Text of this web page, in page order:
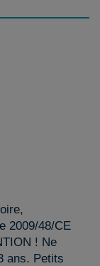
2009/48/CE
! Ne
ans. Petits